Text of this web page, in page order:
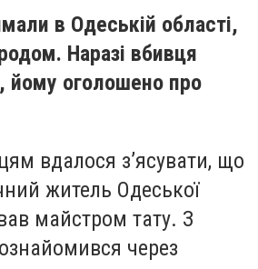
в Одеській області,
Наразі вбивця
йому оголошено про
вдалося з’ясувати, що
житель Одеської
майстром тату. З
через